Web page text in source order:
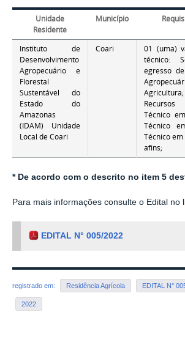
Unidade
Residente
Município
Instituto de
Desenvolvimento
Agropecuário e
Florestal
Sustentável do
Estado do
Amazonas
(IDAM) Unidade
Local de Coari
Coari
01 (uma)
técnico:
egresso
Recursos
Técnico
Técnico
Técnico
afins;
* De acordo com o descrito no item 5
Para mais informações consulte o Edital no
EDITAL N° 005/2022
registrado em: Residência Agrícola EDITAL N°
2022